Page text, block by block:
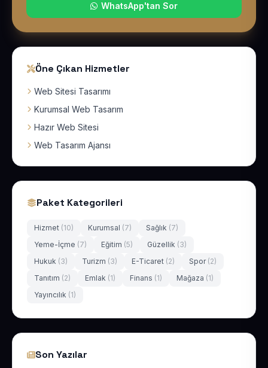
WhatsApp'tan Sor
Öne Çıkan Hizmetler
Web Sitesi Tasarımı
Kurumsal Web Tasarım
Hazır Web Sitesi
Web Tasarım Ajansı
Paket Kategorileri
Hizmet (10) Kurumsal (7) Sağlık (7)
Yeme-İçme (7) Eğitim (5) Güzellik (3)
Hukuk (3) Turizm (3) E-Ticaret (2) Spor (2)
Tanıtım (2) Emlak (1) Finans (1) Mağaza (1)
Yayıncılık (1)
Son Yazılar